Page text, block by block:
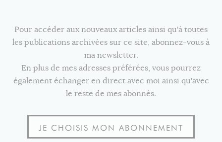
Pour accéder aux nouveaux articles ainsi qu'à toutes
les publications archivées sur ce site, abonnez-vous à
ma newsletter.
En plus de mes adresses préférées, vous pourrez
également échanger en direct avec moi ainsi qu'avec
le reste de mes abonnés.
JE CHOISIS MON ABONNEMENT